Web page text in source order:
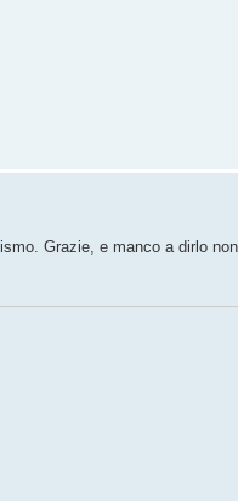
Grazie, e manco a dirlo